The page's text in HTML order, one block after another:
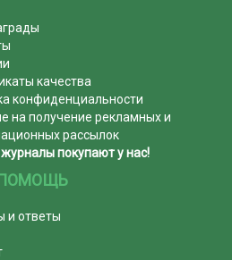
качества
конфиденциальности
на получение рекламных и
рассылок
покупают у нас!
и ответы